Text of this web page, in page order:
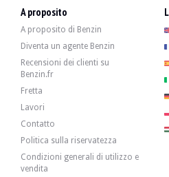
Il venditore è un privato con sede a
Galleria
A proposito
A proposito di Benzin
Diventa un agente Benzin
Recensioni dei clienti su
Benzin.fr
Fretta
Lavori
Contatto
Politica sulla riservatezza
Condizioni generali di utilizzo e
vendita